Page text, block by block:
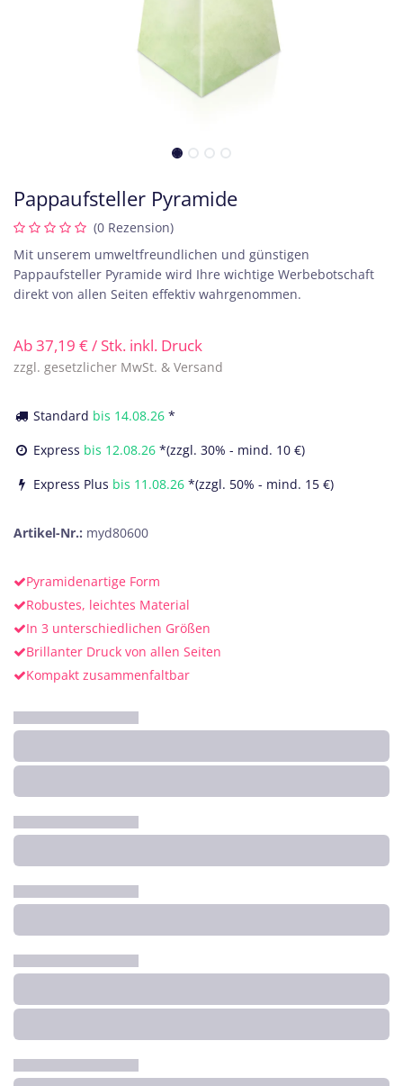
Pappaufsteller Pyramide
(0 Rezension)
Mit unserem umweltfreundlichen und günstigen
Pappaufsteller Pyramide wird Ihre wichtige Werbebotschaft
direkt von allen Seiten effektiv wahrgenommen.
Ab37,19 €/ Stk. inkl. Druck
zzgl. gesetzlicher MwSt. & Versand
Standard bis 14.08.26 *
Express bis 12.08.26 *(zzgl. 30% - mind. 10 €)
Express Plus bis 11.08.26 *(zzgl. 50% - mind. 15 €)
Artikel-Nr.: myd80600
Pyramidenartige Form
Robustes, leichtes Material
In 3 unterschiedlichen Größen
Brillanter Druck von allen Seiten
Kompakt zusammenfaltbar